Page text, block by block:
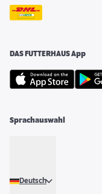
DAS FUTTERHAUS App
Sprachauswahl
Deutsch